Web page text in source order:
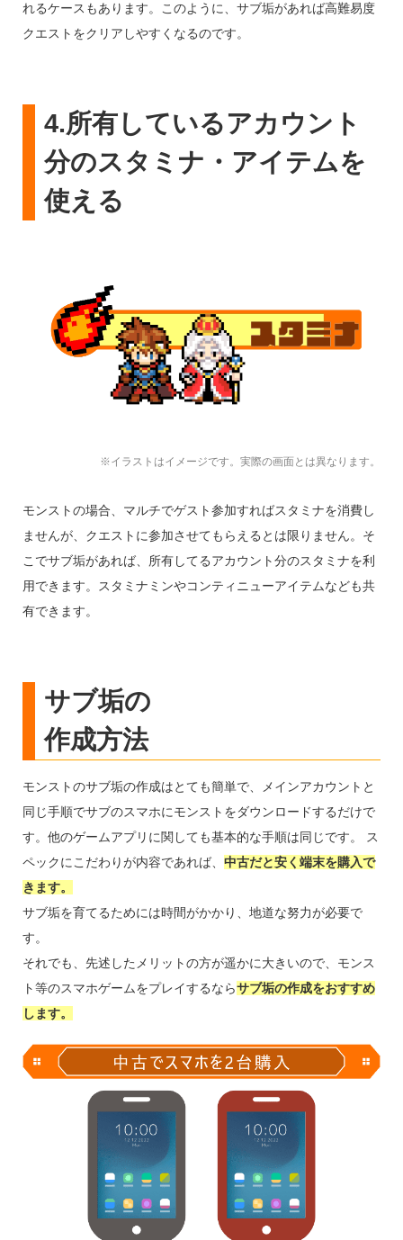
れるケースもあります。このように、サブ垢があれば高難易度
クエストをクリアしやすくなるのです。
4.所有しているアカウント
分のスタミナ・アイテムを
使える
※イラストはイメージです。実際の画面とは異なります。
モンストの場合、マルチでゲスト参加すればスタミナを消費し
ませんが、クエストに参加させてもらえるとは限りません。そ
こでサブ垢があれば、所有してるアカウント分のスタミナを利
用できます。スタミナミンやコンティニューアイテムなども共
有できます。
サブ垢の
作成方法
モンストのサブ垢の作成はとても簡単で、メインアカウントと
同じ手順でサブのスマホにモンストをダウンロードするだけで
す。他のゲームアプリに関しても基本的な手順は同じです。 ス
ペックにこだわりが内容であれば、 中古だと安く端末を購入で
きます。
サブ垢を育てるためには時間がかかり、地道な努力が必要で
す。
それでも、先述したメリットの方が遥かに大きいので、モンス
ト等のスマホゲームをプレイするならサブ垢の作成をおすすめ
します。